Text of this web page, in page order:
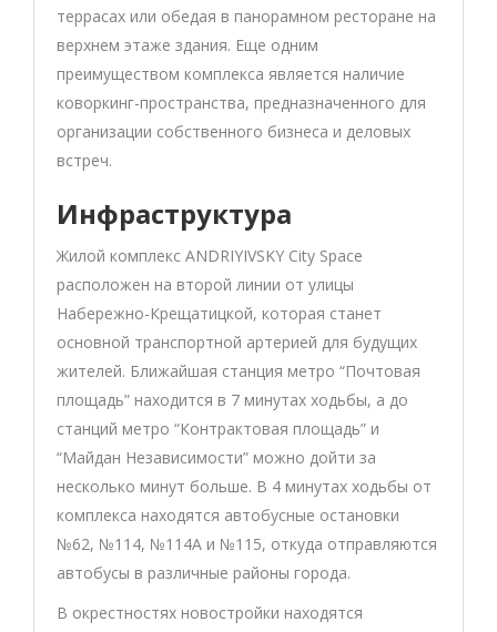
террасах или обедая в панорамном ресторане на
верхнем этаже здания. Еще одним
преимуществом комплекса является наличие
коворкинг-пространства, предназначенного для
организации собственного бизнеса и деловых
встреч.
Инфраструктура
Жилой комплекс ANDRIYIVSKY City Space
расположен на второй линии от улицы
Набережно-Крещатицкой, которая станет
основной транспортной артерией для будущих
жителей. Ближайшая станция метро “Почтовая
площадь” находится в 7 минутах ходьбы, а до
станций метро “Контрактовая площадь” и
“Майдан Независимости” можно дойти за
несколько минут больше. В 4 минутах ходьбы от
комплекса находятся автобусные остановки
№62, №114, №114А и №115, откуда отправляются
автобусы в различные районы города.
В окрестностях новостройки находятся